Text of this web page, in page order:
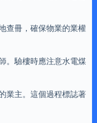
查冊，確保物業的業權
。驗樓時應注意水電煤
業主。這個過程標誌著